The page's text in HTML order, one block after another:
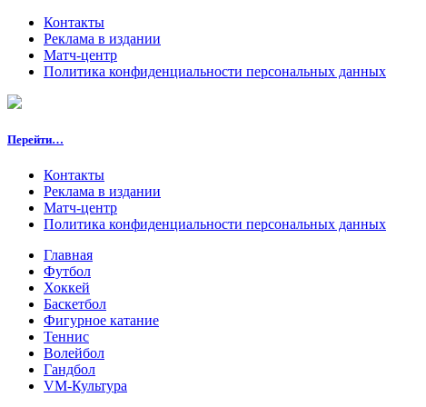
Контакты
Реклама в издании
Матч-центр
Политика конфиденциальности персональных данных
Перейти…
Контакты
Реклама в издании
Матч-центр
Политика конфиденциальности персональных данных
Главная
Футбол
Хоккей
Баскетбол
Фигурное катание
Теннис
Волейбол
Гандбол
VM-Культура